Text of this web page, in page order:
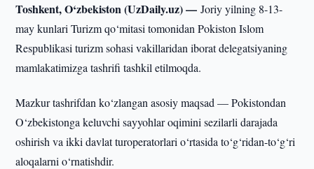
Toshkent, O‘zbekiston (UzDaily.uz) —Joriy yilning 8-13-
may kunlari Turizm qo‘mitasi tomonidan Pokiston Islom
Respublikasi turizm sohasi vakillaridan iborat delegatsiyaning
mamlakatimizga tashrifi tashkil etilmoqda.
Mazkur tashrifdan ko‘zlangan asosiy maqsad — Pokistondan
O‘zbekistonga keluvchi sayyohlar oqimini sezilarli darajada
oshirish va ikki davlat turoperatorlari o‘rtasida to‘g‘ridan-to‘g‘ri
aloqalarni o‘rnatishdir.